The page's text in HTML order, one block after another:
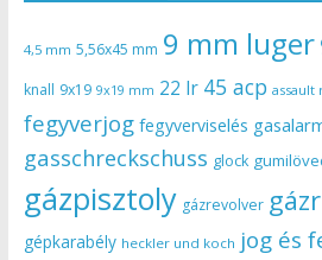
4,5 mm 5,56x45 mm 9 mm luger
knall 9x19 9x19 mm 22 lr 45 acp assault
fegyverjog fegyverviselés
gasschreckschuss glock
gázpisztoly gázrevolver
gépkarabély heckler und koch jog és